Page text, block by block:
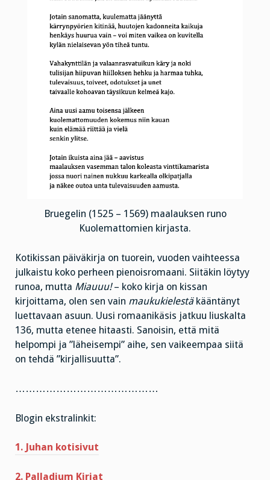
Bruegelin (1525 – 1569) maalauksen runo
Kuolemattomien kirjasta.
Kotikissan päiväkirja on tuorein, vuoden vaihteessa
julkaistu koko perheen pienoisromaani. Siitäkin löytyy
runoa, mutta Miauuu!– koko kirja on kissan
kirjoittama, olen sen vain maukukielestäkääntänyt
luettavaan asuun. Uusi romaanikäsis jatkuu liuskalta
136, mutta etenee hitaasti. Sanoisin, että mitä
helpompi ja ”läheisempi” aihe, sen vaikeempaa siitä
on tehdä ”kirjallisuutta”.
……………………………………
Blogin ekstralinkit:
1. Juhan kotisivut
2. Palladium Kirjat